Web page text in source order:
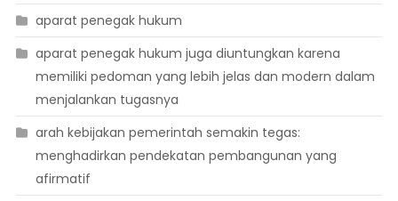
aparat penegak hukum
aparat penegak hukum juga diuntungkan karena
memiliki pedoman yang lebih jelas dan modern dalam
menjalankan tugasnya
arah kebijakan pemerintah semakin tegas:
menghadirkan pendekatan pembangunan yang
afirmatif